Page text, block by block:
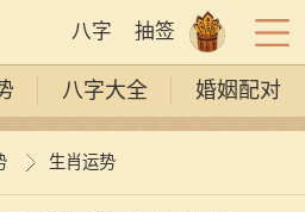
八字 抽签
八字大全 婚姻配对
生肖运势